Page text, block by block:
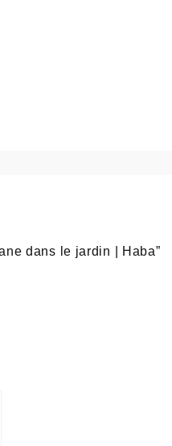
dans le jardin | Haba”